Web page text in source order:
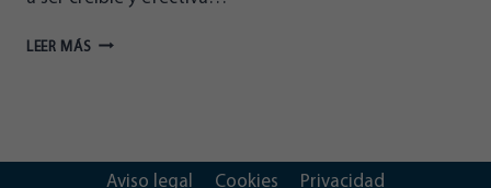
LEER MÁS ALMERIENSES
Aviso legal Cookies Privacidad